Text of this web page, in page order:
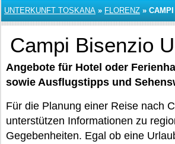
UNTERKUNFT TOSKANA » FLORENZ »
Campi Bisenzio
Angebote für Hotel oder
sowie Ausflugstipps und
Für die Planung einer Reise nach
unterstützen Informationen zu
Gegebenheiten. Egal ob eine